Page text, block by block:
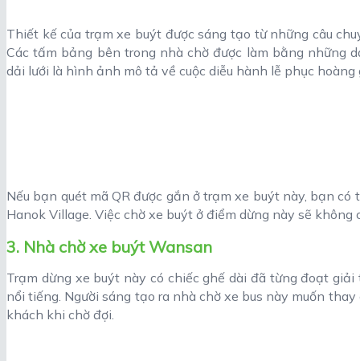
Thiết kế của trạm xe buýt được sáng tạo từ những câu
Các tấm bảng bên trong nhà chờ được làm bằng những
dải lưới là hình ảnh mô tả về cuộc diễu hành lễ phục hoàng
Nếu bạn quét mã QR được gắn ở trạm xe buýt này, bạn có
Hanok Village. Việc chờ xe buýt ở điểm dừng này sẽ không
3. Nhà chờ xe buýt Wansan
Trạm dừng xe buýt này có chiếc ghế dài đã từng đoạt
nổi tiếng. Người sáng tạo ra nhà chờ xe bus này muốn
khách khi chờ đợi.